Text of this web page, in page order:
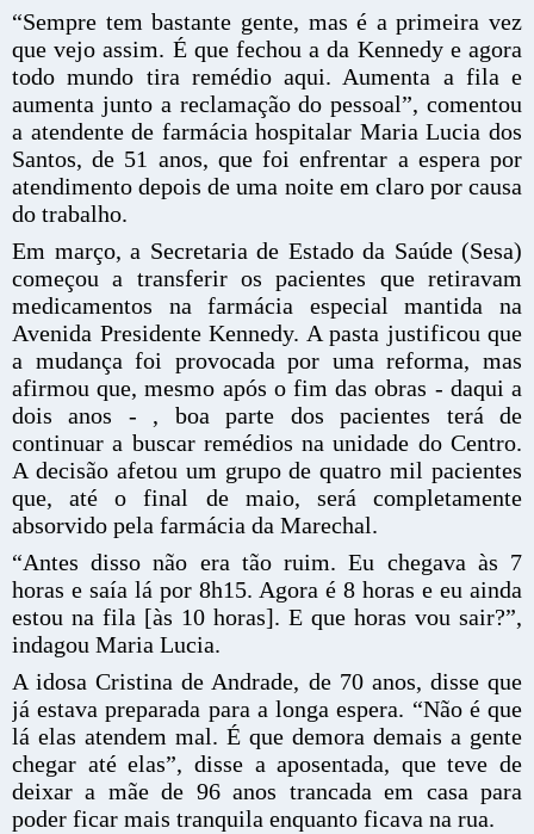
“Sempre tem bastante gente, mas é a primeira vez
que vejo assim. É que fechou a da Kennedy e agora
todo mundo tira remédio aqui. Aumenta a fila e
aumenta junto a reclamação do pessoal”, comentou
a atendente de farmácia hospitalar Maria Lucia dos
Santos, de 51 anos, que foi enfrentar a espera por
atendimento depois de uma noite em claro por causa
do trabalho.
Em março, a Secretaria de Estado da Saúde (Sesa)
começou a transferir os pacientes que retiravam
medicamentos na farmácia especial mantida na
Avenida Presidente Kennedy. A pasta justificou que
a mudança foi provocada por uma reforma, mas
afirmou que, mesmo após o fim das obras - daqui a
dois anos - , boa parte dos pacientes terá de
continuar a buscar remédios na unidade do Centro.
A decisão afetou um grupo de quatro mil pacientes
que, até o final de maio, será completamente
absorvido pela farmácia da Marechal.
“Antes disso não era tão ruim. Eu chegava às 7
horas e saía lá por 8h15. Agora é 8 horas e eu ainda
estou na fila [às 10 horas]. E que horas vou sair?”,
indagou Maria Lucia.
A idosa Cristina de Andrade, de 70 anos, disse que
já estava preparada para a longa espera. “Não é que
lá elas atendem mal. É que demora demais a gente
chegar até elas”, disse a aposentada, que teve de
deixar a mãe de 96 anos trancada em casa para
poder ficar mais tranquila enquanto ficava na rua.